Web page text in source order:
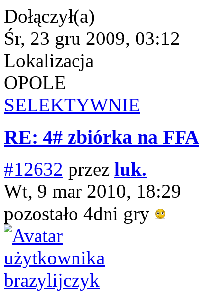
Dołączył(a)
Śr, 23 gru 2009, 03:12
Lokalizacja
OPOLE
SELEKTYWNIE
RE: 4# zbiórka na FFA
#12632 przez luk.
Wt, 9 mar 2010, 18:29
pozostało 4dni gry
brazylijczyk